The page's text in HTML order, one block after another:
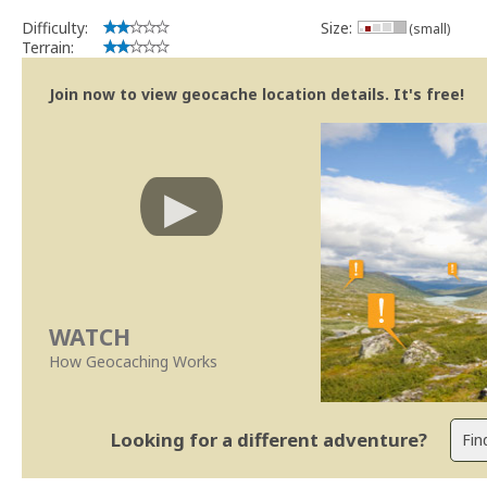
Difficulty:
Terrain:
Size: (small)
Join now to view geocache location details. It's free!
WATCH
How Geocaching Works
Looking for a different adventure?